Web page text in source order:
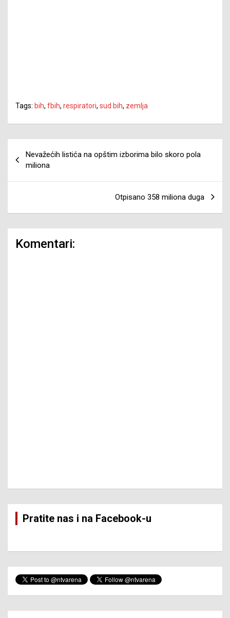
Tags: bih, fbih, respiratori, sud bih, zemlja
članaka
Nevažećih listića na opštim izborima bilo skoro pola
miliona
Otpisano 358 miliona duga
Komentari:
Pratite nas i na Facebook-u